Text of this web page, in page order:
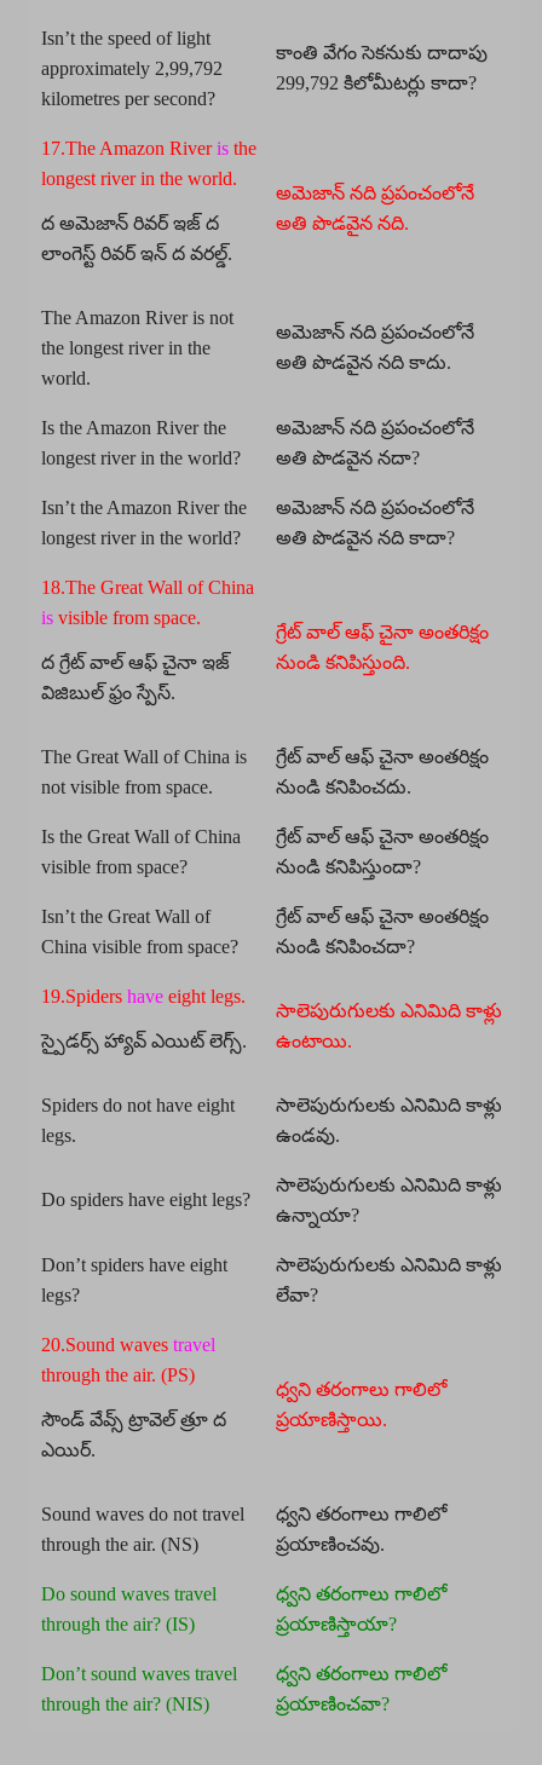
Isn’t the speed of light
approximately 2,99,792
kilometres per second?
కాంతి వేగం సెకనుకు దాదాపు
299,792 కిలోమీటర్లు కాదా?
17.The Amazon Riveristhe
longest river in the world.
ద అమెజాన్ రివర్ ఇజ్ ద
లాంగెస్ట్ రివర్ ఇన్ ద వరల్డ్.
అమెజాన్ నది ప్రపంచంలోనే
అతి పొడవైన నది.
The Amazon River is not
the longest river in the
world.
అమెజాన్ నది ప్రపంచంలోనే
అతి పొడవైన నది కాదు.
Is the Amazon River the
longest river in the world?
అమెజాన్ నది ప్రపంచంలోనే
అతి పొడవైన నదా?
Isn’t the Amazon River the
longest river in the world?
అమెజాన్ నది ప్రపంచంలోనే
అతి పొడవైన నది కాదా?
18.The Great Wall of China
isvisible from space.
ద గ్రేట్ వాల్ ఆఫ్ చైనా ఇజ్
విజిబుల్ ఫ్రం స్పేస్.
గ్రేట్ వాల్ ఆఫ్ చైనా అంతరిక్షం
నుండి కనిపిస్తుంది.
The Great Wall of China is
not visible from space.
గ్రేట్ వాల్ ఆఫ్ చైనా అంతరిక్షం
నుండి కనిపించదు.
Is the Great Wall of China
visible from space?
గ్రేట్ వాల్ ఆఫ్ చైనా అంతరిక్షం
నుండి కనిపిస్తుందా?
Isn’t the Great Wall of
China visible from space?
గ్రేట్ వాల్ ఆఫ్ చైనా అంతరిక్షం
నుండి కనిపించదా?
19.Spiders haveeight legs.
స్పైడర్స్ హ్యావ్ ఎయిట్ లెగ్స్.
సాలెపురుగులకు ఎనిమిది కాళ్లు
ఉంటాయి.
Spiders do not have eight
legs.
సాలెపురుగులకు ఎనిమిది కాళ్లు
ఉండవు.
Do spiders have eight legs?
సాలెపురుగులకు ఎనిమిది కాళ్లు
ఉన్నాయా?
Don’t spiders have eight
legs?
సాలెపురుగులకు ఎనిమిది కాళ్లు
లేవా?
20.Sound waves travel
through the air. (PS)
సౌండ్ వేవ్స్ ట్రావెల్ త్రూ ద
ఎయిర్.
ధ్వని తరంగాలు గాలిలో
ప్రయాణిస్తాయి.
Sound waves do not travel
through the air. (NS)
ధ్వని తరంగాలు గాలిలో
ప్రయాణించవు.
Do sound waves travel
through the air? (IS)
ధ్వని తరంగాలు గాలిలో
ప్రయాణిస్తాయా?
Don’t sound waves travel
through the air? (NIS)
ధ్వని తరంగాలు గాలిలో
ప్రయాణించవా?